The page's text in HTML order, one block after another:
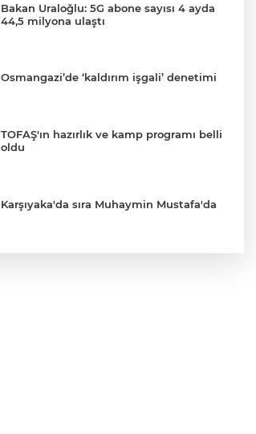
Bakan Uraloğlu: 5G abone sayısı 4 ayda
44,5 milyona ulaştı
Osmangazi’de ‘kaldırım işgali’ denetimi
TOFAŞ'ın hazırlık ve kamp programı belli
oldu
Karşıyaka'da sıra Muhaymin Mustafa'da